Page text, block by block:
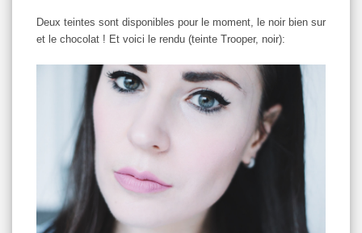
Deux teintes sont disponibles pour le moment, le noir bien sur
et le chocolat ! Et voici le rendu (teinte Trooper, noir):